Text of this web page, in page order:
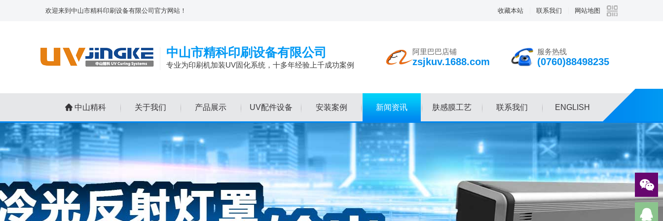
欢迎来到中山市精科印刷设备有限公司官方网站！ 收藏本站 联系我们 网站地图
中山市精科印刷设备有限公司
专业为印刷机加装UV固化系统，十多年经验上千成功案例
阿里巴巴店铺
zsjkuv.1688.com
服务热线
(0760)88498235
中山精科 关于我们 产品展示 UV配件设备 安装案例 新闻资讯 肤感膜工艺 联系我们 ENGLISH